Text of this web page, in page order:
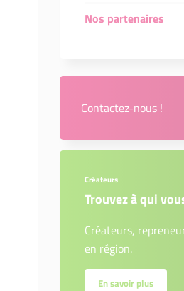
Nos partenaires
Contactez-nous !
Créateurs
Trouvez à qui
Créateurs,
en région.
En savoir plus